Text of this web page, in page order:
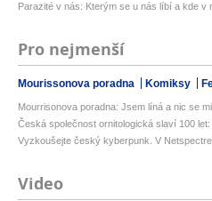
Parazité v nás: Kterým se u nás líbí a kde v
Pro nejmenší
Mourissonova poradna Komiksy
Mourrisonova poradna: Jsem líná a nic se
Česká společnost ornitologická slaví 100
Vyzkoušejte český kyberpunk. V Netspectre
Video